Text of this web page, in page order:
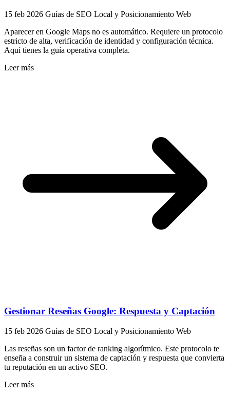
15 feb 2026 Guías de SEO Local y Posicionamiento Web
Aparecer en Google Maps no es automático. Requiere un protocolo
estricto de alta, verificación de identidad y configuración técnica.
Aquí tienes la guía operativa completa.
Leer más
Gestionar Reseñas Google: Respuesta y Captación
15 feb 2026 Guías de SEO Local y Posicionamiento Web
Las reseñas son un factor de ranking algorítmico. Este protocolo te
enseña a construir un sistema de captación y respuesta que convierta
tu reputación en un activo SEO.
Leer más